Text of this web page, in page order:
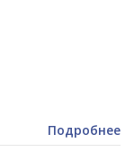
Подробнее